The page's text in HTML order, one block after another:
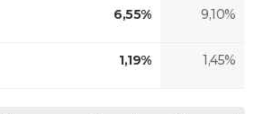
6,55% 9,10%
1,19% 1,45%